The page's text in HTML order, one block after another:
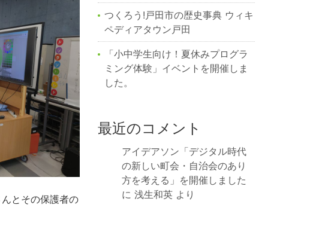
とその保護者の
つくろう!戸田市の歴史事典 ウィキ
ペディアタウン戸田
「小中学生向け！夏休みプログラ
ミング体験」イベントを開催しま
した。
最近のコメント
アイデアソン「デジタル時代
の新しい町会・自治会のあり
方を考える」を開催しました
に 浅生和英より